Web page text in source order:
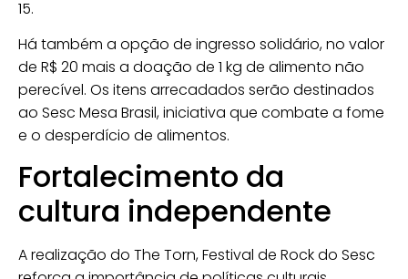
15.
Há também a opção de ingresso solidário, no valor
de R$ 20 mais a doação de 1 kg de alimento não
perecível. Os itens arrecadados serão destinados
ao Sesc Mesa Brasil, iniciativa que combate a fome
e o desperdício de alimentos.
Fortalecimento da
cultura independente
A realização do The Torn, Festival de Rock do Sesc